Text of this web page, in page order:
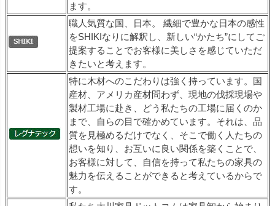
ます。
職人気質な国、日本。 繊細で豊かな日本の感性
をSHIKIなりに解釈し、新しい“かたち”にしてご
提案することでお客様に美しさを感じていただ
きたいと考えます。
特に木材へのこだわりは強く持っています。国
産材、アメリカ産材問わず、現地の伐採現場や
製材工場に赴き、どう私たちの工場に届くのか
まで、自らの目で確かめています。それは、品
質を見極めるだけでなく、そこで働く人たちの
想いを知り、お互いに良い関係を築くことで、
お客様に対して、自信を持って私たちの家具の
魅力を伝えることができると考えているからで
す。